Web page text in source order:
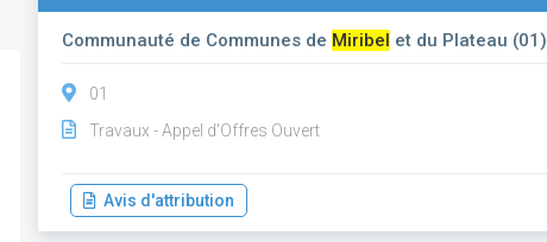
Communauté de Communes de Miribel et du Plateau (01)
01
Travaux - Appel d'Offres Ouvert
Avis d'attribution